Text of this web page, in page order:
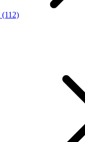
(112)